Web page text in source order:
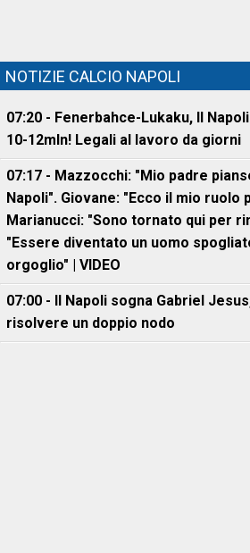
NOTIZIE CALCIO NAPOLI
07:20 - Fenerbahce-Lukaku, ll
10-12mln! Legali al lavoro da giorni
07:17 - Mazzocchi: "Mio padre
Napoli". Giovane: "Ecco il mio ruolo
Marianucci: "Sono tornato qui per
"Essere diventato un uomo
orgoglio" | VIDEO
07:00 - Il Napoli sogna Gabriel
risolvere un doppio nodo